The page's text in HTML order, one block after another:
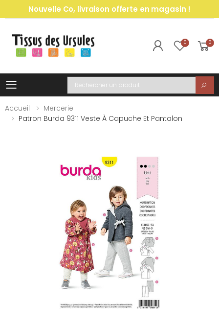
Nouvelle Co, livraison offerte en magasin !
0 0
Toggle mobile menu
Recherche
Accueil
Mercerie
Patron Burda 9311 Veste À Capuche Et Pantalon